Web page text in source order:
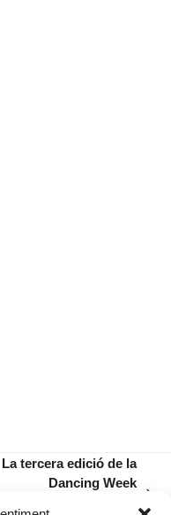
La tercera edició de la
Dancing Week